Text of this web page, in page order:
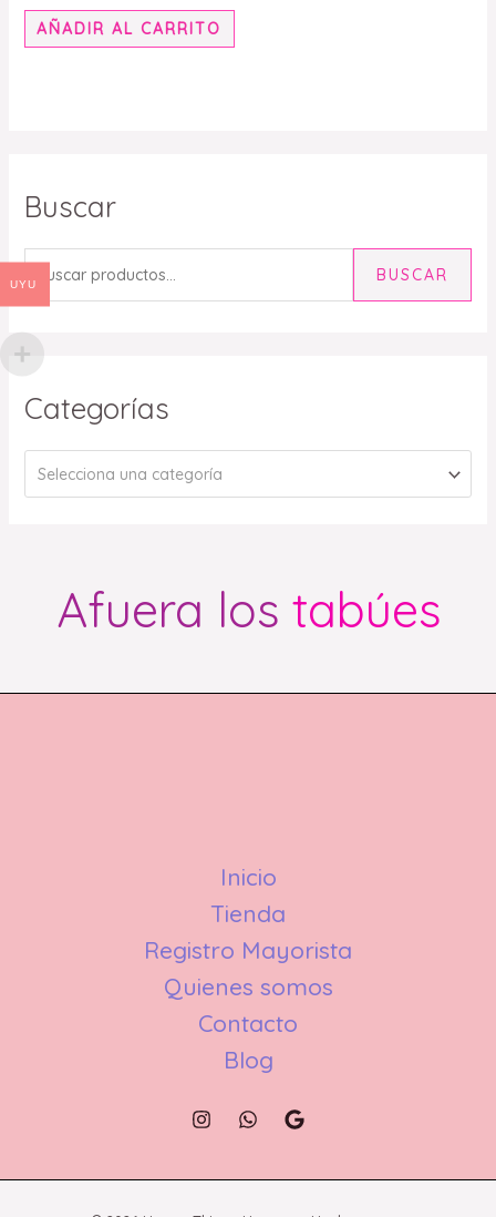
Buscar
BUSCAR
Categorías
Selecciona una categoría
AÑADIR AL CARRITO
Afuera los tabúes
Inicio
Tienda
Registro Mayorista
Quienes somos
Contacto
Blog
UYU